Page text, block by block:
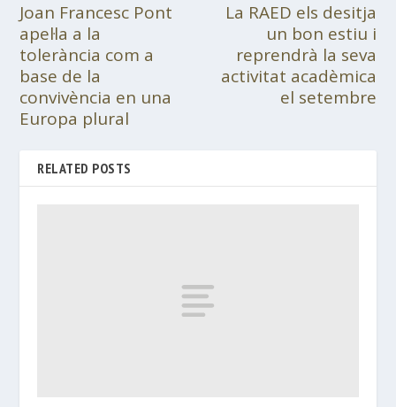
Joan Francesc Pont
apel·la a la
tolerància com a
base de la
convivència en una
Europa plural
La RAED els desitja
un bon estiu i
reprendrà la seva
activitat acadèmica
el setembre
RELATED POSTS